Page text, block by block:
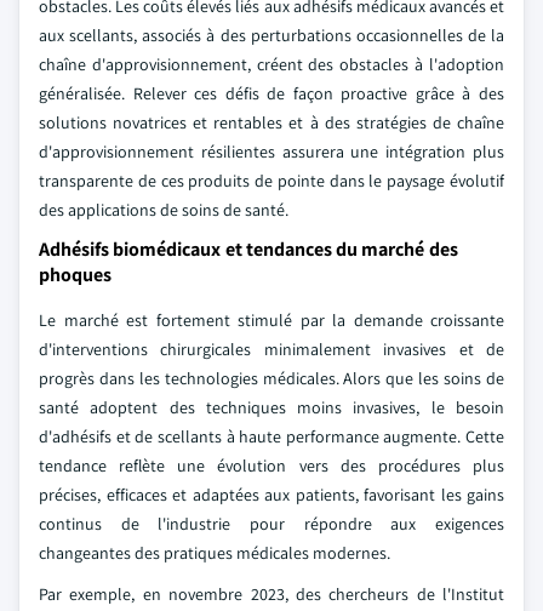
obstacles. Les coûts élevés liés aux adhésifs médicaux avancés et
aux scellants, associés à des perturbations occasionnelles de la
chaîne d'approvisionnement, créent des obstacles à l'adoption
généralisée. Relever ces défis de façon proactive grâce à des
solutions novatrices et rentables et à des stratégies de chaîne
d'approvisionnement résilientes assurera une intégration plus
transparente de ces produits de pointe dans le paysage évolutif
des applications de soins de santé.
Adhésifs biomédicaux et tendances du marché des
phoques
Le marché est fortement stimulé par la demande croissante
d'interventions chirurgicales minimalement invasives et de
progrès dans les technologies médicales. Alors que les soins de
santé adoptent des techniques moins invasives, le besoin
d'adhésifs et de scellants à haute performance augmente. Cette
tendance reflète une évolution vers des procédures plus
précises, efficaces et adaptées aux patients, favorisant les gains
continus de l'industrie pour répondre aux exigences
changeantes des pratiques médicales modernes.
Par exemple, en novembre 2023, des chercheurs de l'Institut